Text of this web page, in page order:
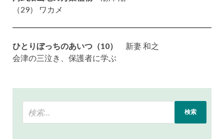
（29） ワカメ
ひとりぼっちのあいつ（10）
新妻 和之
会津の三泣き、保護者に学ぶ